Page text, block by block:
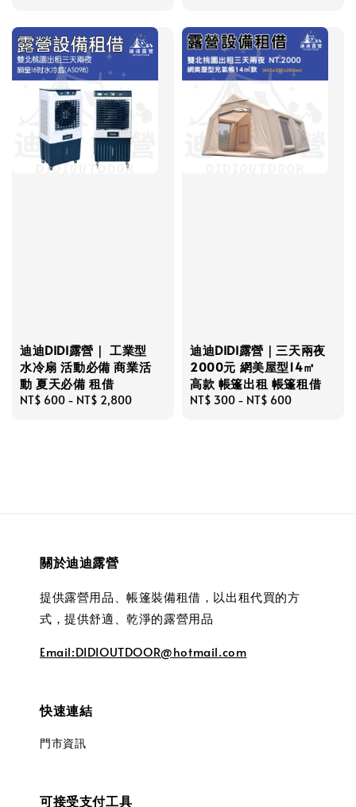
迪迪DIDI露營｜ 工業型
水冷扇 活動必備 商業活
動 夏天必備 租借
Regular
NT$ 600 - NT$ 2,800
迪迪DIDI露營｜三天兩夜
2000元 網美屋型14㎡
高款 帳篷出租 帳篷租借
Regular
NT$ 300 - NT$ 600
關於迪迪露營
提供露營用品、帳篷裝備租借，以出租代買的方
式，提供舒適、乾淨的露營用品
Email:DIDIOUTDOOR@hotmail.com
快速連結
門市資訊
可接受支付工具